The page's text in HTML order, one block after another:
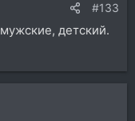
#133
детский.